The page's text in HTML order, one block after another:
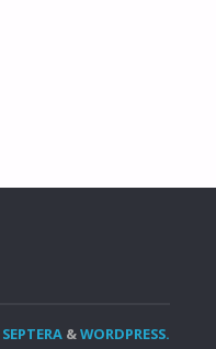
SEPTERA &WORDPRESS.